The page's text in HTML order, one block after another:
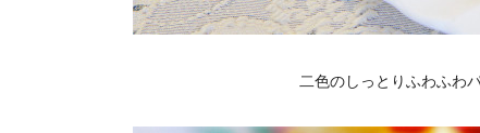
二色のしっとりふわふわ